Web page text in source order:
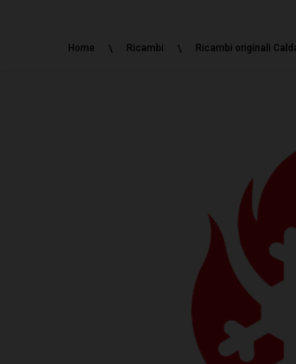
Home Ricambi Ricambi originali